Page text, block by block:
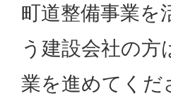
町道整備事業を
う建設会社の
業を進めてくだ